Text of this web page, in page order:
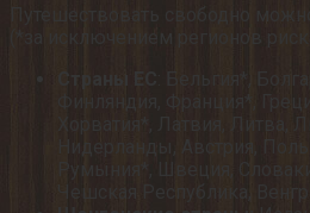
Путешествовать свободно
Страны ЕС
: Бельгия*,
Финляндия, Франция*,
Хорватия*, Латвия, Литва,
Нидерланды, Австрия,
Румыния*, Швеция,
Чешская Республика,